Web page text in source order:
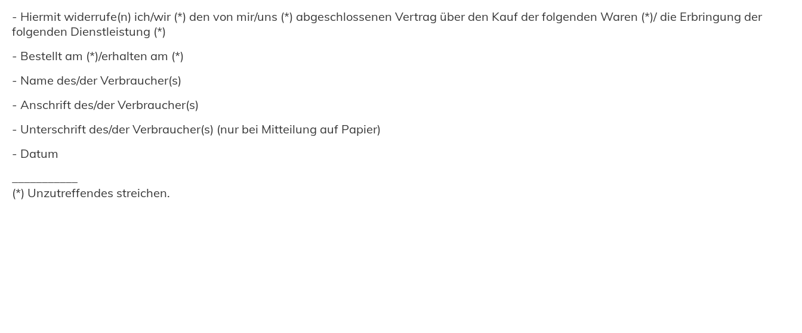
- Hiermit widerrufe(n) ich/wir (*) den von mir/uns (*) abgeschlossenen Vertrag über den Kauf der folgenden Waren (*)/ die Erbringung der
folgenden Dienstleistung (*)
- Bestellt am (*)/erhalten am (*)
- Name des/der Verbraucher(s)
- Anschrift des/der Verbraucher(s)
- Unterschrift des/der Verbraucher(s) (nur bei Mitteilung auf Papier)
- Datum
(*) Unzutreffendes streichen.